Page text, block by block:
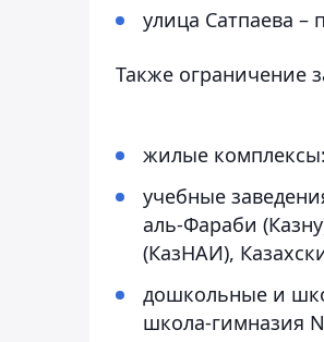
улица Сатпаева –
Также ограничение
жилые
учебные
аль-Фараби
(КазНАИ),
дошкольные и
школа-гимназия